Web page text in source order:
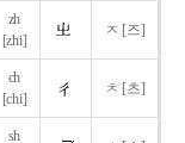
zh
[zhi]
ㅈ [즈]
ch
[chi]
ㅊ [츠]
sh